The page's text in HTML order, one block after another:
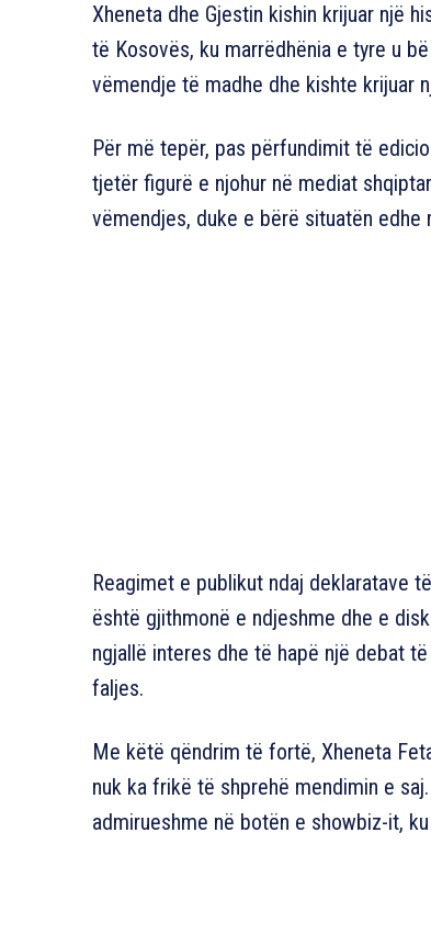
Xheneta dhe Gjestin kishin krijuar një
të Kosovës, ku marrëdhënia e tyre u
vëmendje të madhe dhe kishte krijuar
Për më tepër, pas përfundimit të
tjetër figurë e njohur në mediat
vëmendjes, duke e bërë situatën edhe
Reagimet e publikut ndaj deklaratave
është gjithmonë e ndjeshme dhe e
ngjallë interes dhe të hapë një debat
faljes.
Me këtë qëndrim të fortë, Xheneta
nuk ka frikë të shprehë mendimin e
admirueshme në botën e showbiz-it,